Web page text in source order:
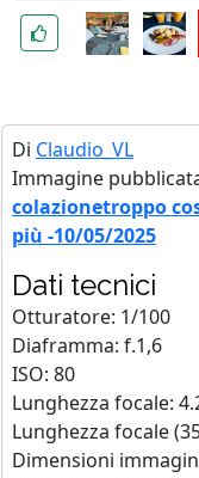
Di Claudio_VL
Immagine
colazionetroppo
più -10/05/2025
Dati tecnici
Otturatore: 1/100
Diaframma: f.1,6
ISO: 80
Lunghezza focale:
Lunghezza focale
Dimensioni